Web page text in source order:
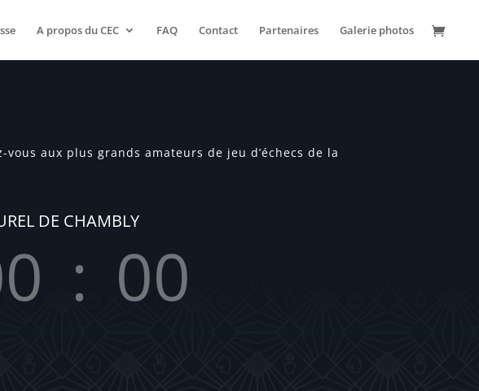
A propos du CEC FAQ Contact Partenaires Galerie photos
aux plus grands amateurs de jeu d’échecs de la
DE CHAMBLY
: 00